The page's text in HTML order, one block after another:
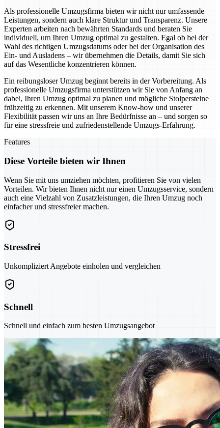
Als professionelle Umzugsfirma bieten wir nicht nur umfassende
Leistungen, sondern auch klare Struktur und Transparenz. Unsere
Experten arbeiten nach bewährten Standards und beraten Sie
individuell, um Ihren Umzug optimal zu gestalten. Egal ob bei der
Wahl des richtigen Umzugsdatums oder bei der Organisation des
Ein- und Ausladens – wir übernehmen die Details, damit Sie sich
auf das Wesentliche konzentrieren können.
Ein reibungsloser Umzug beginnt bereits in der Vorbereitung. Als
professionelle Umzugsfirma unterstützen wir Sie von Anfang an
dabei, Ihren Umzug optimal zu planen und mögliche Stolpersteine
frühzeitig zu erkennen. Mit unserem Know-how und unserer
Flexibilität passen wir uns an Ihre Bedürfnisse an – und sorgen so
für eine stressfreie und zufriedenstellende Umzugs-Erfahrung.
Features
Diese Vorteile bieten wir Ihnen
Wenn Sie mit uns umziehen möchten, profitieren Sie von vielen
Vorteilen. Wir bieten Ihnen nicht nur einen Umzugsservice, sondern
auch eine Vielzahl von Zusatzleistungen, die Ihren Umzug noch
einfacher und stressfreier machen.
Stressfrei
Unkompliziert Angebote einholen und vergleichen
Schnell
Schnell und einfach zum besten Umzugsangebot